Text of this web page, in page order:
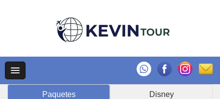
Paquetes Disney